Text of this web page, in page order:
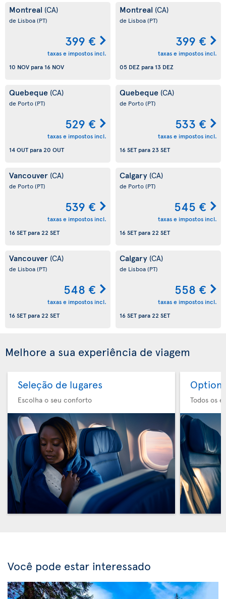
Montreal (CA)
de Lisboa(PT)
399 €
taxas e impostos incl.
10 NOV para 16 NOV
Montreal (CA)
de Lisboa(PT)
399 €
taxas e impostos incl.
05 DEZ para 13 DEZ
Quebeque (CA)
de Porto(PT)
529 €
taxas e impostos incl.
14 OUTpara20 OUT
Quebeque (CA)
de Porto(PT)
533 €
taxas e impostos incl.
16 SETpara23 SET
Vancouver (CA)
de Porto(PT)
539 €
taxas e impostos incl.
16 SETpara22 SET
Calgary (CA)
de Porto(PT)
545 €
taxas e impostos incl.
16 SETpara22 SET
Vancouver (CA)
de Lisboa(PT)
548 €
taxas e impostos incl.
16 SETpara22 SET
Calgary (CA)
de Lisboa(PT)
558 €
taxas e impostos incl.
16 SETpara22 SET
Melhore a sua experiência de viagem
Seleção de lugares
Escolha o seu conforto
Option
Todos os
Você pode estar interessado